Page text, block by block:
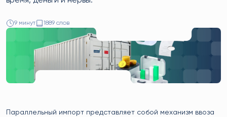
9 минут 1889 слов
Параллельный импорт представляет собой механизм ввоза